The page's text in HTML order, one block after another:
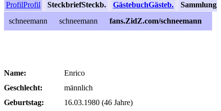
ProfilProfil SteckbriefSteckb. GästebuchGästeb. Sammlung
schneemann
schneemann fans.ZidZ.com/schneemann
Name:
Enrico
Geschlecht:
männlich
Geburtstag:
16.03.1980 (46 Jahre)